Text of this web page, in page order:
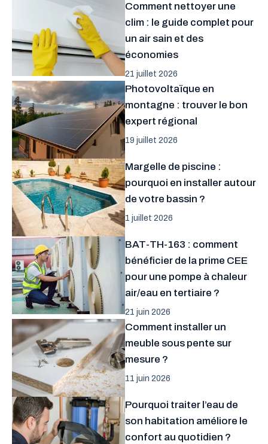
Comment nettoyer une
clim : le guide complet pour
un air sain et des
économies
21 juillet 2026
Photovoltaïque en
montagne : trouver le bon
expert régional
19 juillet 2026
Margelle de piscine :
pourquoi en installer autour
de votre bassin ?
1 juillet 2026
BAT-TH-163 : comment
bénéficier de la prime CEE
pour une pompe à chaleur
air/eau en tertiaire ?
21 juin 2026
Comment installer un
meuble sous pente sur
mesure ?
11 juin 2026
Pourquoi traiter l’eau de
son habitation améliore le
confort au quotidien ?